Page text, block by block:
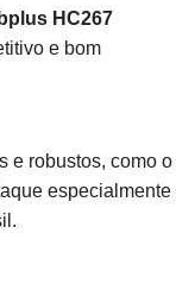
HC267
e bom
e robustos, como o
especialmente